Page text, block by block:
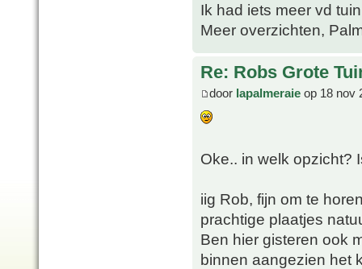
Ik had iets meer vd
Meer overzichten,
Re: Robs Grote
door lapalmeraie op 18 nov
Oke.. in welk opzicht?
iig Rob, fijn om te
prachtige plaatjes
Ben hier gisteren ook
binnen aangezien het